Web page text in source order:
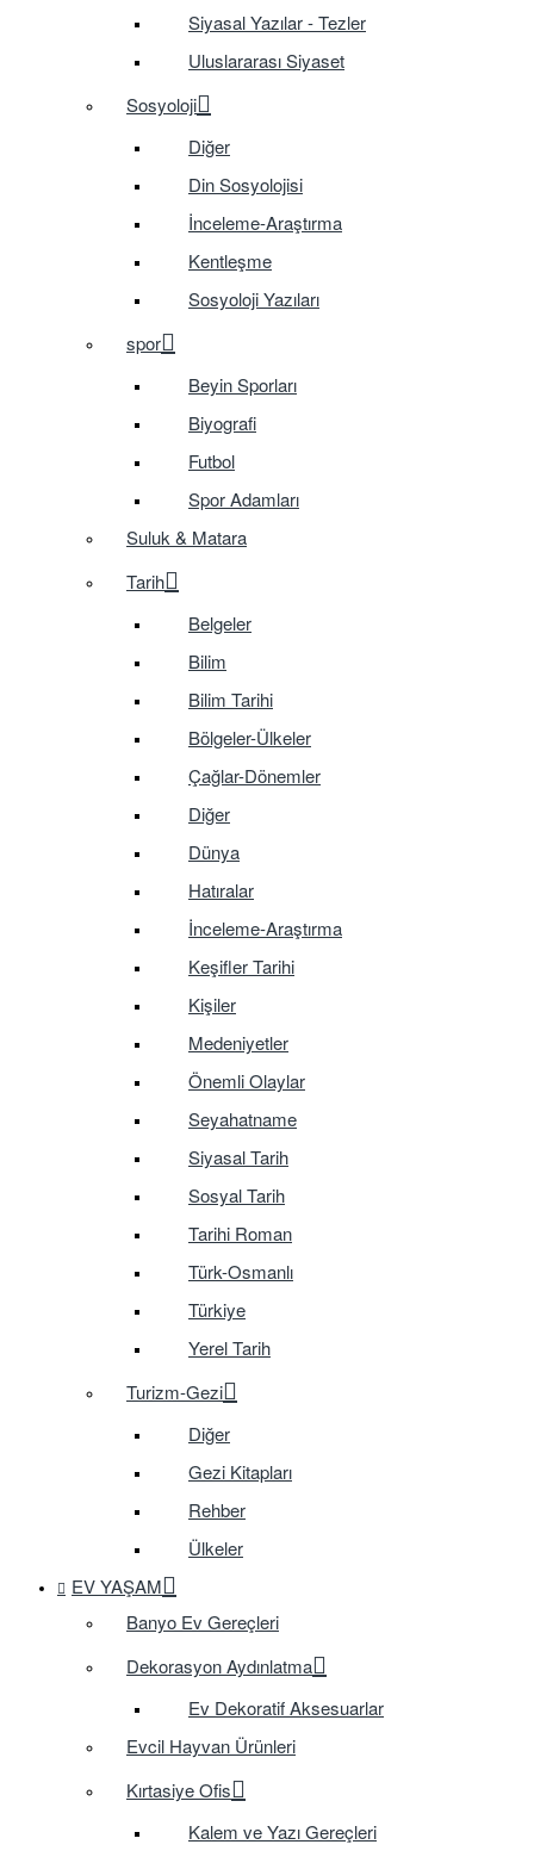
Siyasal Yazılar - Tezler
Uluslararası Siyaset
Sosyoloji
Diğer
Din Sosyolojisi
İnceleme-Araştırma
Kentleşme
Sosyoloji Yazıları
spor
Beyin Sporları
Biyografi
Futbol
Spor Adamları
Suluk & Matara
Tarih
Belgeler
Bilim
Bilim Tarihi
Bölgeler-Ülkeler
Çağlar-Dönemler
Diğer
Dünya
Hatıralar
İnceleme-Araştırma
Keşifler Tarihi
Kişiler
Medeniyetler
Önemli Olaylar
Seyahatname
Siyasal Tarih
Sosyal Tarih
Tarihi Roman
Türk-Osmanlı
Türkiye
Yerel Tarih
Turizm-Gezi
Diğer
Gezi Kitapları
Rehber
Ülkeler
EV YAŞAM
Banyo Ev Gereçleri
Dekorasyon Aydınlatma
Ev Dekoratif Aksesuarlar
Evcil Hayvan Ürünleri
Kırtasiye Ofis
Kalem ve Yazı Gereçleri